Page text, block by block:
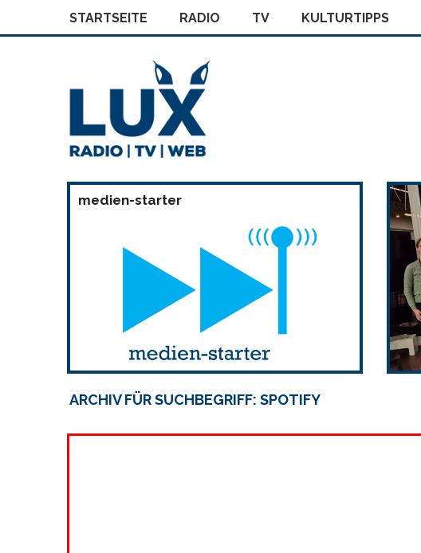
STARTSEITE RADIO TV KULTURTIPPS
medien-starter
ARCHIV FÜR SUCHBEGRIFF: SPOTIFY